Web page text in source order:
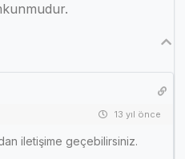
13 yıl önce
iletişime geçebilirsiniz.